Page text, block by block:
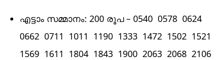
എട്ടാം സമ്മാനം: 200 രൂപ – 0540 0578 0624
0662 0711 1011 1190 1333 1472 1502 1521
1569 1611 1804 1843 1900 2063 2068 2106